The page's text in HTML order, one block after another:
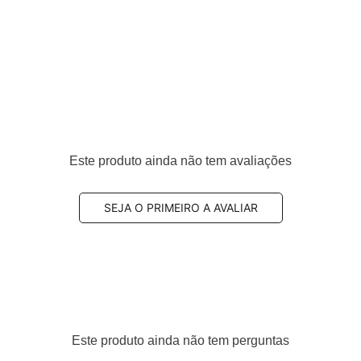
34116767144, 34116771837, 34116771838, 34116772892,
elevando o nível tecnológico das pastilhas de freio
Este produto ainda não tem avaliações
SEJA O PRIMEIRO A AVALIAR
Este produto ainda não tem perguntas